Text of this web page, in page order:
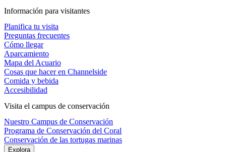
Información para visitantes
Planifica tu visita
Preguntas frecuentes
Cómo llegar
Aparcamiento
Mapa del Acuario
Cosas que hacer en Channelside
Comida y bebida
Accesibilidad
Visita el campus de conservación
Nuestro Campus de Conservación
Programa de Conservación del Coral
Conservación de las tortugas marinas
Explora